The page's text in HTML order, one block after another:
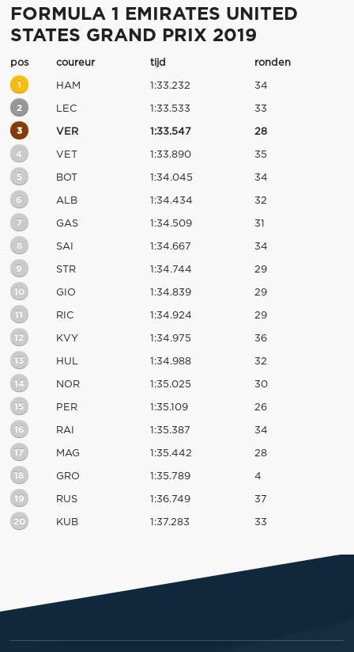
FORMULA 1 EMIRATES UNITED
STATES GRAND PRIX 2019
pos coureur tijd ronden
1 HAM 1:33.232 34
2 LEC 1:33.533 33
3 VER 1:33.547 28
4 VET 1:33.890 35
5 BOT 1:34.045 34
6 ALB 1:34.434 32
7 GAS 1:34.509 31
8 SAI 1:34.667 34
9 STR 1:34.744 29
10 GIO 1:34.839 29
11 RIC 1:34.924 29
12 KVY 1:34.975 36
13 HUL 1:34.988 32
14 NOR 1:35.025 30
15 PER 1:35.109 26
16 RAI 1:35.387 34
17 MAG 1:35.442 28
18 GRO 1:35.789 4
19 RUS 1:36.749 37
20 KUB 1:37.283 33